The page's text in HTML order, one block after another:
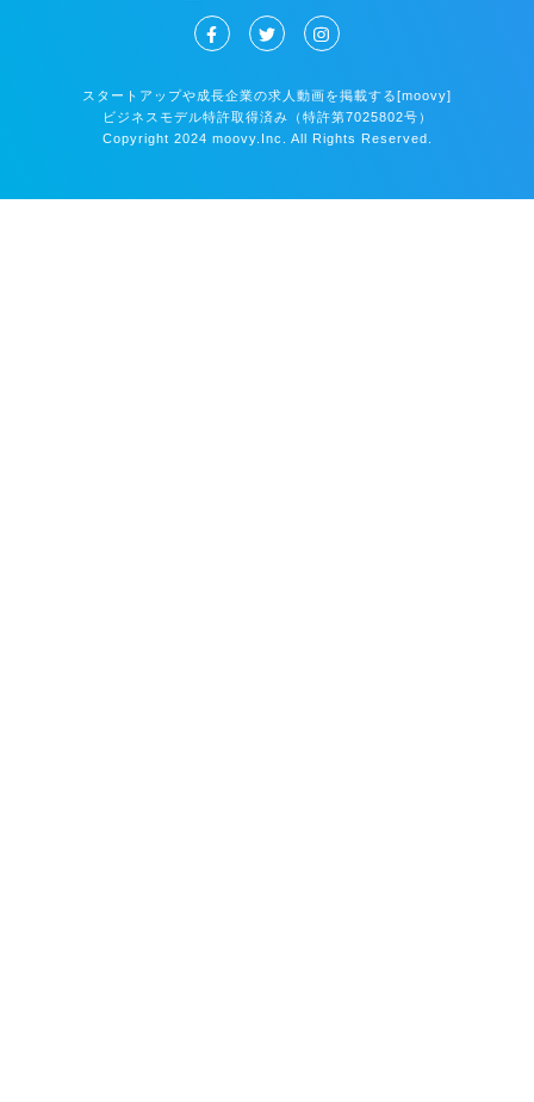
スタートアップや成長企業の求人動画を掲載する[moovy]
ビジネスモデル特許取得済み（特許第7025802号）
Copyright 2024 moovy.Inc. All Rights Reserved.